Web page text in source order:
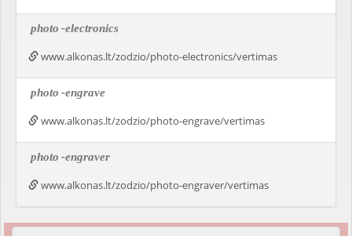
photo -electronics
www.alkonas.lt/zodzio/photo-electronics/vertimas
photo -engrave
www.alkonas.lt/zodzio/photo-engrave/vertimas
photo -engraver
www.alkonas.lt/zodzio/photo-engraver/vertimas